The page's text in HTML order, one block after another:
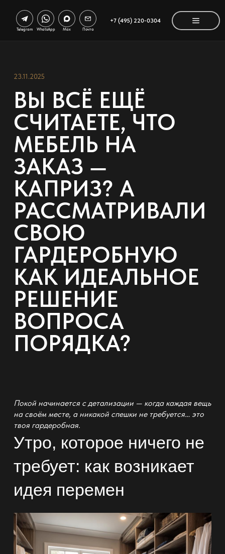
+7 (495) 220-0304
Telegram WhatsApp Max Почта
23.11.2025
ВЫ ВСЁ ЕЩЁ
СЧИТАЕТЕ, ЧТО
МЕБЕЛЬ НА
ЗАКАЗ —
КАПРИЗ? А
РАССМАТРИВАЛИ
СВОЮ
ГАРДЕРОБНУЮ
КАК ИДЕАЛЬНОЕ
РЕШЕНИЕ
ВОПРОСА
ПОРЯДКА?
Покой начинается с детализации — когда каждая вещь
на своём месте, а никакой спешки не требуется… это
твоя гардеробная.
Утро, которое ничего не
требует: как возникает
идея перемен